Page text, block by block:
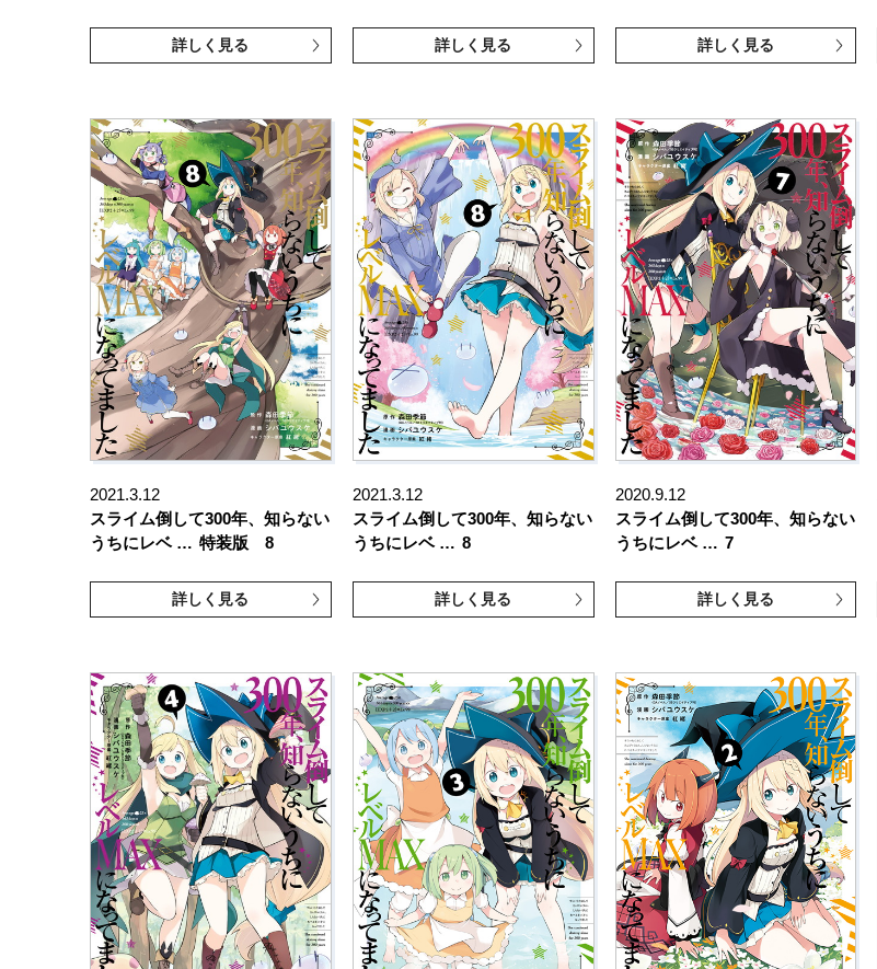
詳しく見る 詳しく見る 詳しく見る
2021.3.12
スライム倒して300年、知らない
うちにレベ … 特装版 8
詳しく見る
2021.3.12
スライム倒して300年、知らない
うちにレベ … 8
詳しく見る
2020.9.12
スライム倒して300年、知らない
うちにレベ … 7
詳しく見る